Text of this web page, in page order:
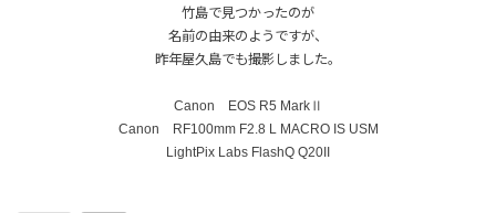
竹島で見つかったのが
名前の由来のようですが、
昨年屋久島でも撮影しました。
Canon EOS R5 MarkⅡ
Canon RF100mm F2.8 L MACRO IS USM
LightPix Labs FlashQ Q20II